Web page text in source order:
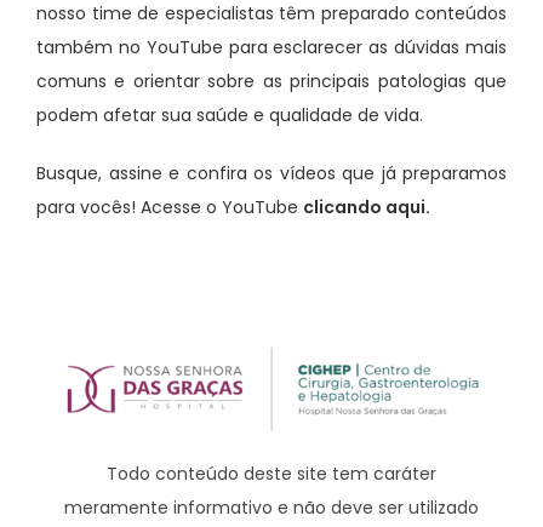
nosso time de especialistas têm preparado conteúdos
também no YouTube para esclarecer as dúvidas mais
comuns e orientar sobre as principais patologias que
podem afetar sua saúde e qualidade de vida.
Busque, assine e confira os vídeos que já preparamos
para vocês! Acesse o YouTube clicando aqui.
Todo conteúdo deste site tem caráter
meramente informativo e não deve ser utilizado